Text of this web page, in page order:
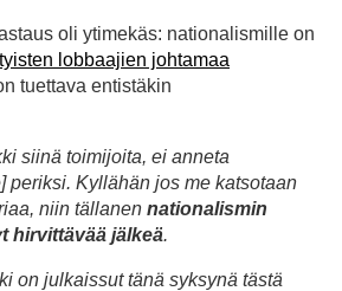
oli ytimekäs: nationalismille on
lobbaajien johtamaa
tuettava entistäkin
siinä toimijoita, ei anneta
periksi. Kyllähän jos me katsotaan
niin tällanen nationalismin
hirvittävää jälkeä.
on julkaissut tänä syksynä tästä